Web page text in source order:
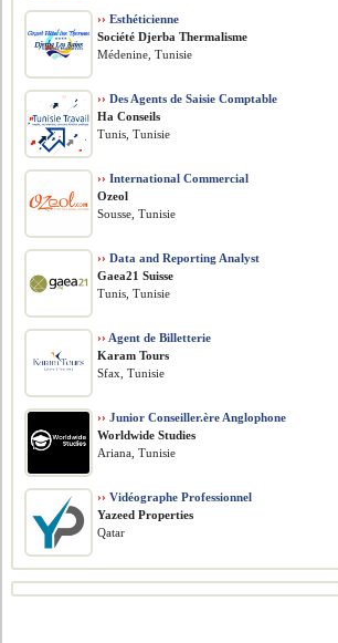
›› Esthéticienne
Société Djerba Thermalisme
Médenine, Tunisie
›› Des Agents de Saisie Comptable
Ha Conseils
Tunis, Tunisie
›› International Commercial
Ozeol
Sousse, Tunisie
›› Data and Reporting Analyst
Gaea21 Suisse
Tunis, Tunisie
›› Agent de Billetterie
Karam Tours
Sfax, Tunisie
›› Junior Conseiller.ère Anglophone
Worldwide Studies
Ariana, Tunisie
›› Vidéographe Professionnel
Yazeed Properties
Qatar